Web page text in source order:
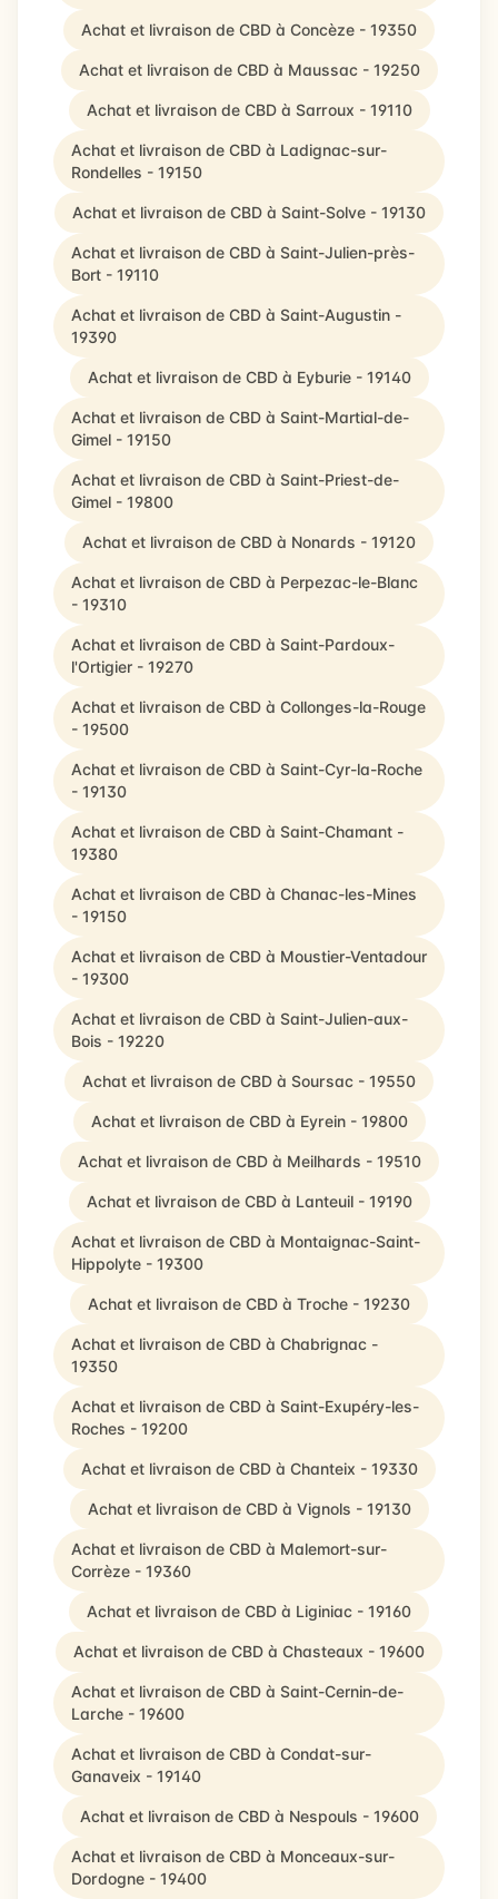
Achat et livraison de CBD à Concèze - 19350
Achat et livraison de CBD à Maussac - 19250
Achat et livraison de CBD à Sarroux - 19110
Achat et livraison de CBD à Ladignac-sur-
Rondelles - 19150
Achat et livraison de CBD à Saint-Solve - 19130
Achat et livraison de CBD à Saint-Julien-près-
Bort - 19110
Achat et livraison de CBD à Saint-Augustin -
19390
Achat et livraison de CBD à Eyburie - 19140
Achat et livraison de CBD à Saint-Martial-de-
Gimel - 19150
Achat et livraison de CBD à Saint-Priest-de-
Gimel - 19800
Achat et livraison de CBD à Nonards - 19120
Achat et livraison de CBD à Perpezac-le-Blanc
- 19310
Achat et livraison de CBD à Saint-Pardoux-
l'Ortigier - 19270
Achat et livraison de CBD à Collonges-la-Rouge
- 19500
Achat et livraison de CBD à Saint-Cyr-la-Roche
- 19130
Achat et livraison de CBD à Saint-Chamant -
19380
Achat et livraison de CBD à Chanac-les-Mines
- 19150
Achat et livraison de CBD à Moustier-Ventadour
- 19300
Achat et livraison de CBD à Saint-Julien-aux-
Bois - 19220
Achat et livraison de CBD à Soursac - 19550
Achat et livraison de CBD à Eyrein - 19800
Achat et livraison de CBD à Meilhards - 19510
Achat et livraison de CBD à Lanteuil - 19190
Achat et livraison de CBD à Montaignac-Saint-
Hippolyte - 19300
Achat et livraison de CBD à Troche - 19230
Achat et livraison de CBD à Chabrignac -
19350
Achat et livraison de CBD à Saint-Exupéry-les-
Roches - 19200
Achat et livraison de CBD à Chanteix - 19330
Achat et livraison de CBD à Vignols - 19130
Achat et livraison de CBD à Malemort-sur-
Corrèze - 19360
Achat et livraison de CBD à Liginiac - 19160
Achat et livraison de CBD à Chasteaux - 19600
Achat et livraison de CBD à Saint-Cernin-de-
Larche - 19600
Achat et livraison de CBD à Condat-sur-
Ganaveix - 19140
Achat et livraison de CBD à Nespouls - 19600
Achat et livraison de CBD à Monceaux-sur-
Dordogne - 19400